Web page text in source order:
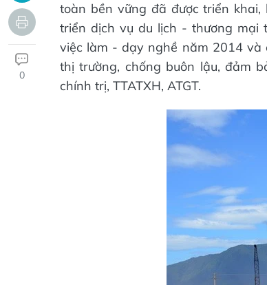
0
toàn bền vững đã được triển
triển dịch vụ du lịch - thương mại
việc làm - dạy nghề năm 2014 và
thị trường, chống buôn lậu, đảm
chính trị, TTATXH, ATGT.